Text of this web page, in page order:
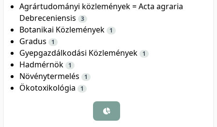
Agrártudományi közlemények = Acta agraria
Debreceniensis
3
Botanikai Közlemények 1
Gradus 1
Gyepgazdálkodási Közlemények 1
Hadmérnök 1
Növénytermelés 1
Ökotoxikológia 1